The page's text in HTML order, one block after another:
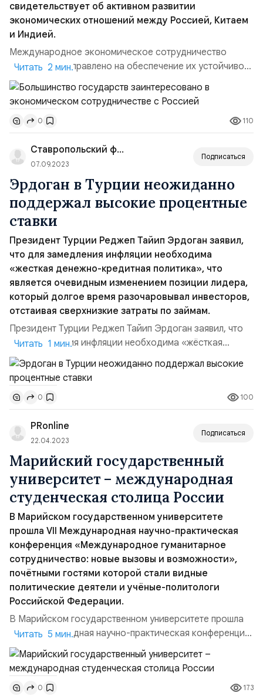
свидетельствует об активном развитии
экономических отношений между Россией, Китаем
и Индией.
Международное экономическое сотрудничество
государств направлено на обеспечение их устойчивого
развития и удовлетворение взаимных интересов.
Большое количество примеров свидетельствует об
активном развитии экономических отношений между
Россией, Китаем и Индией. Планируется повышение
экономического взаимодействия стран после
вступления в БРИКС новых член...
Читать 2 мин.
0 110
Ставропольский филиал РАНХиГС
07.09.2023
Подписаться
Эрдоган в Турции неожиданно
поддержал высокие процентные
ставки
Президент Турции Реджеп Тайип Эрдоган заявил,
что для замедления инфляции необходима
«жесткая денежно-кредитная политика», что
является очевидным изменением позиции лидера,
который долгое время разочаровывал инвесторов,
отстаивая сверхнизкие затраты по займам.
Президент Турции Реджеп Тайип Эрдоган заявил, что
для замедления инфляции необходима «жёсткая
денежно-кредитная политика», что является
очевидным изменением позиции лидера, который
долгое время разочаровывал инвесторов, отстаивая
сверхнизкие затраты по займам. Президент Турции,
который выиграл переизбрание в мае и продлил свое
правление уже третье десят...
Читать 1 мин.
0 100
PRonline
22.04.2023
Подписаться
Марийский государственный
университет – международная
студенческая столица России
В Марийском государственном университете
прошла VII Международная научно-практическая
конференция «Международное гуманитарное
сотрудничество: новые вызовы и возможности»,
почётными гостями которой стали видные
политические деятели и учёные-политологи
Российской Федерации.
В Марийском государственном университете прошла
VII Международная научно-практическая конференция
«Международное гуманитарное сотрудничество:
новые вызовы и возможности», почётными гостями
которой стали видные политические деятели и учёные-
политологи Российской Федерации. Среди которых:
Читать 5 мин.
0 173